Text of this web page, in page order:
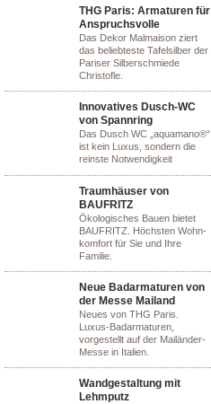
THG Paris: Armaturen für
Anspruchsvolle
Das Dekor Malmaison ziert
das beliebteste Tafelsilber der
Pariser Silberschmiede
Christofle.
Innovatives Dusch-WC
von Spannring
Das Dusch WC „aquamano®“
ist kein Luxus, sondern die
reinste Notwendigkeit
Traumhäuser von
BAUFRITZ
Ökologisches Bauen bietet
BAUFRITZ. Höchsten Wohn-
komfort für Sie und Ihre
Familie.
Neue Badarmaturen von
der Messe Mailand
Neues von THG Paris.
Luxus-Badarmaturen,
vorgestellt auf der Mailänder-
Messe in Italien.
Wandgestaltung mit
Lehmputz